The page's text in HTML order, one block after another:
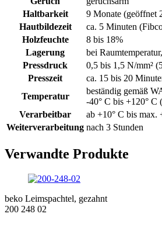
Haltbarkeit
9 Monate (geöffnet
Hautbildezeit
ca. 5 Minuten
Holzfeuchte
8 bis 18%
Lagerung
bei
Pressdruck
0,5 bis 1,5 N/mm²
Presszeit
ca. 15 bis 20
Temperatur
beständig gemäß
-40° C bis +120° C
Verarbeitbar
ab +10° C bis max.
Weiterverarbeitung nach 3 Stunden
Verwandte Produkte
beko Leimspachtel, gezahnt
200 248 02